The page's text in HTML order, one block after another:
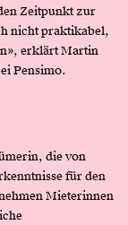
Zeitpunkt zur
nicht praktikabel,
erklärt Martin
Pensimo.
die von
für den
Mieterinnen